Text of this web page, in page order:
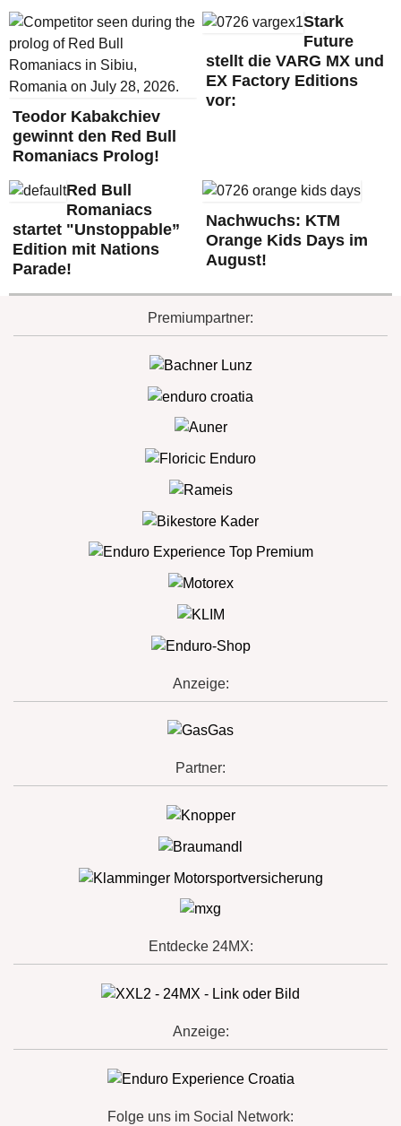
Teodor Kabakchiev
gewinnt den Red Bull
Romaniacs Prolog!
Stark
Future
stellt die VARG MX und
EX Factory Editions
vor:
Red Bull
Romaniacs
startet "Unstoppable”
Edition mit Nations
Parade!
Nachwuchs: KTM
Orange Kids Days im
August!
Premiumpartner:
Anzeige:
Partner:
Entdecke 24MX:
Anzeige:
Folge uns im Social Network: